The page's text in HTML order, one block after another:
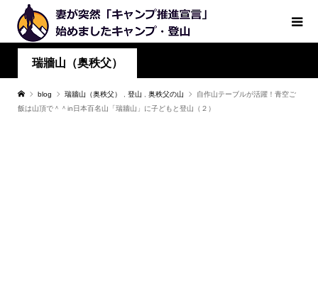
瑞牆山（奥秩父）
blog 瑞牆山（奥秩父） 登山 奥秩父の山
自作山テーブルが活躍！青空ご
飯は山頂で＾＾in日本百名山「瑞牆山」に子どもと登山（２）